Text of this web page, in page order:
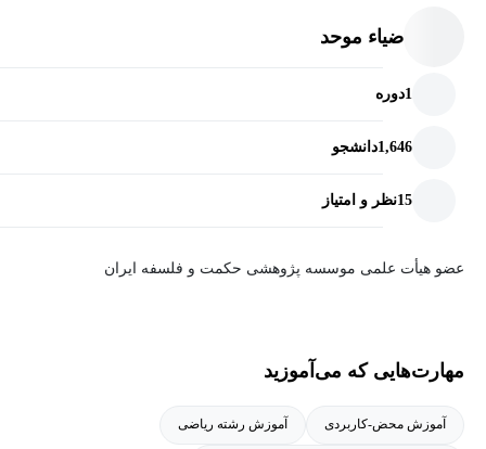
ضیاء موحد
1دوره
1,646دانشجو
15نظر و امتیاز
عضو هیأت علمی موسسه پژوهشی حکمت و فلسفه ایران
مهارت‌هایی که می‌آموزید
آموزش محض-کاربردی آموزش رشته ریاضی